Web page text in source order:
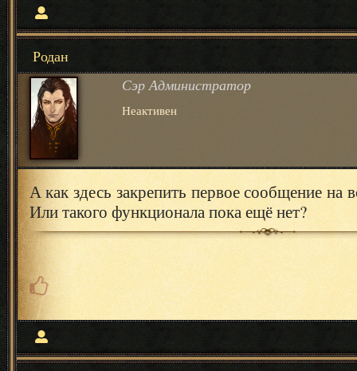
Родан
Сэр Администратор
Неактивен
А как здесь закрепить первое сообщение на
Или такого функционала пока ещё нет?